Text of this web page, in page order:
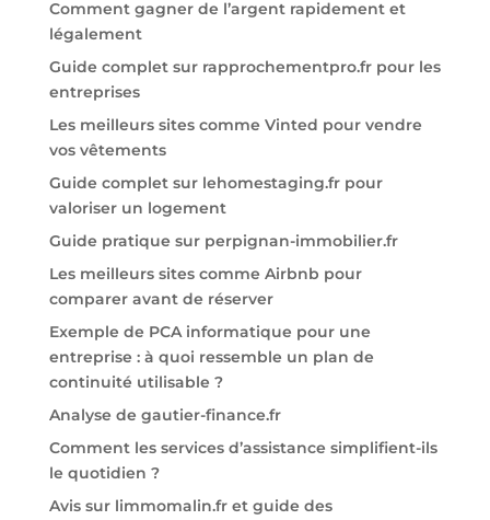
Comment gagner de l’argent rapidement et
légalement
Guide complet sur rapprochementpro.fr pour les
entreprises
Les meilleurs sites comme Vinted pour vendre
vos vêtements
Guide complet sur lehomestaging.fr pour
valoriser un logement
Guide pratique sur perpignan-immobilier.fr
Les meilleurs sites comme Airbnb pour
comparer avant de réserver
Exemple de PCA informatique pour une
entreprise : à quoi ressemble un plan de
continuité utilisable ?
Analyse de gautier-finance.fr
Comment les services d’assistance simplifient-ils
le quotidien ?
Avis sur limmomalin.fr et guide des